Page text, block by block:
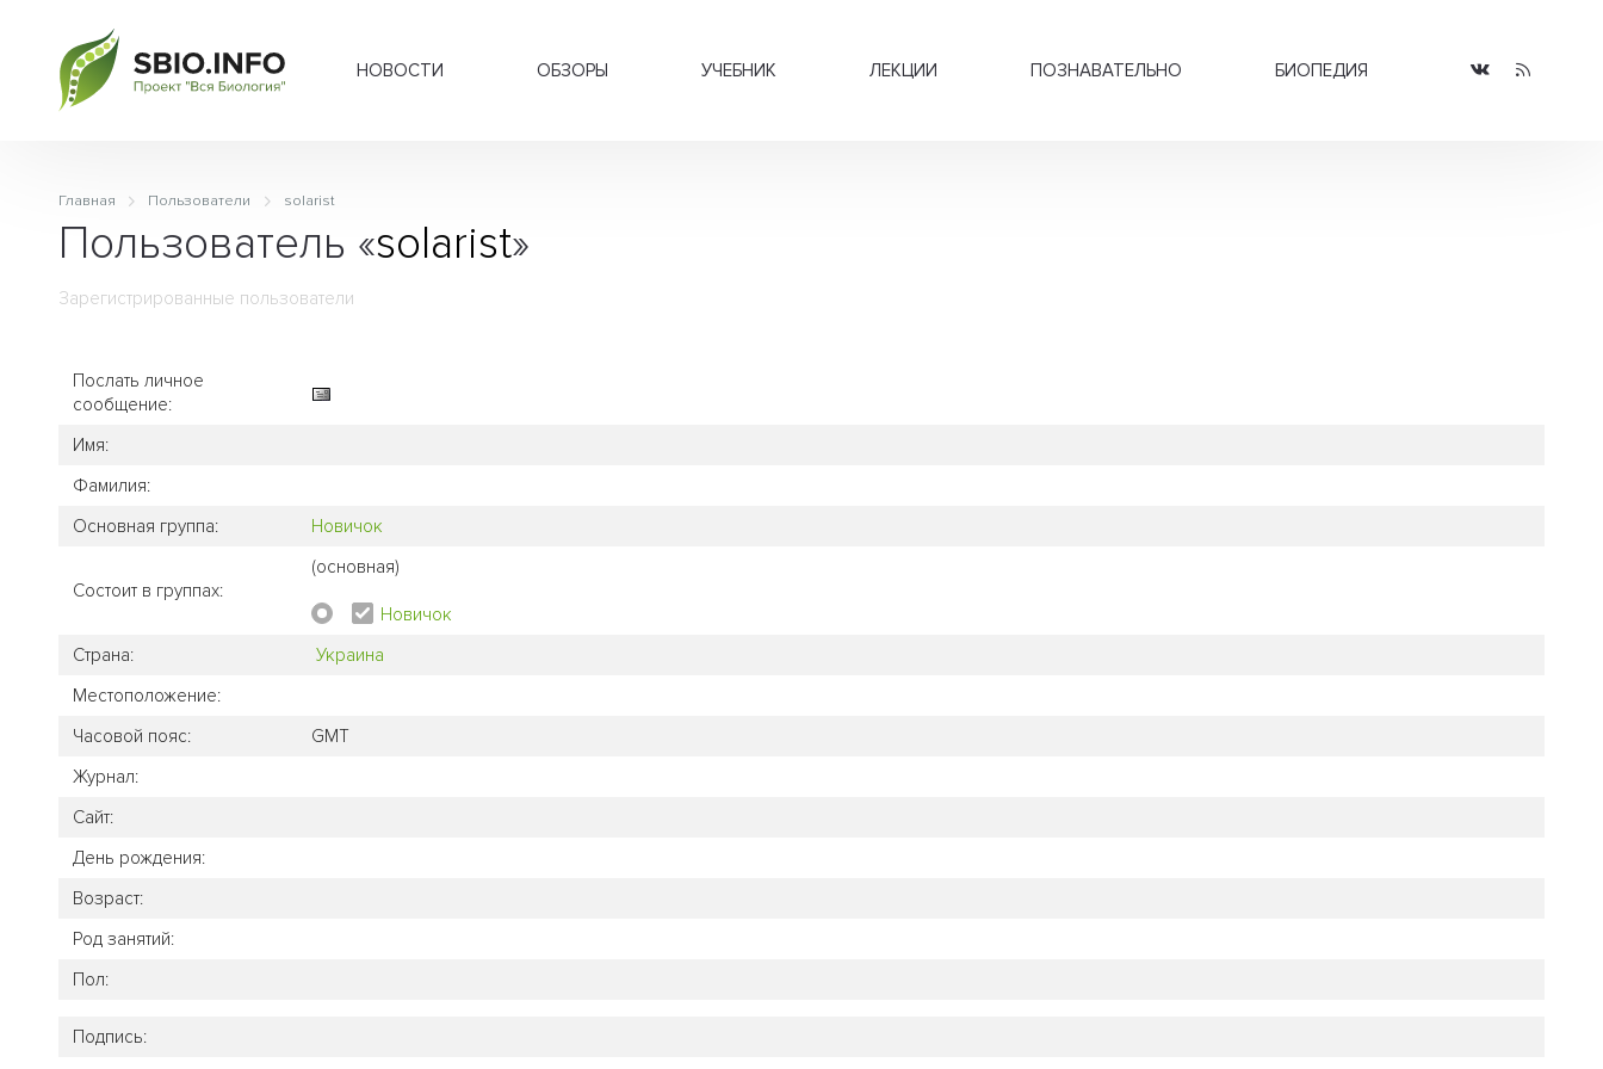
НОВОСТИ ОБЗОРЫ УЧЕБНИК ЛЕКЦИИ ПОЗНАВАТЕЛЬНО БИОПЕДИЯ
Главная Пользователи solarist
Пользователь «solarist»
Зарегистрированные пользователи
Послать личное
сообщение:
Имя:
Фамилия:
Основная группа:
Новичок
Состоит в группах:
(основная)
Новичок
Страна:
Украина
Местоположение:
Часовой пояс:
GMT
Журнал:
Сайт:
День рождения:
Возраст:
Род занятий:
Пол:
Подпись: